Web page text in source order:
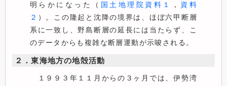
明らかになった（ 国土地理院資料１ ， 資料
２ ）。この隆起と沈降の境界は、ほぼ六甲断層
系に一致し、野島断層の延長には当たらず、こ
のデータからも複雑な断層運動が示唆される。
２．東海地方の地殻活動
１９９３年１１月からの３ヶ月では、伊勢湾